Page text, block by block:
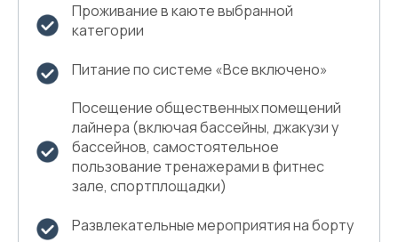
Проживание в каюте выбранной
категории
Питание по системе «Все включено»
Посещение общественных помещений
лайнера (включая бассейны, джакузи у
бассейнов, самостоятельное
пользование тренажерами в фитнес
зале, спортплощадки)
Развлекательные мероприятия на борту